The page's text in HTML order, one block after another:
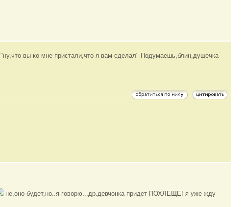
"ну,что вы ко мне пристали,что я вам сделал" Подумаешь,блин,душечка
не,оно будет,но..я говорю...др.девчонка придет ПОХЛЕЩЕ! я уже жду